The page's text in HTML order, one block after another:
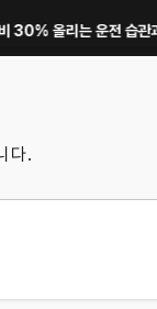
는 운전 습관과 타이어
다.